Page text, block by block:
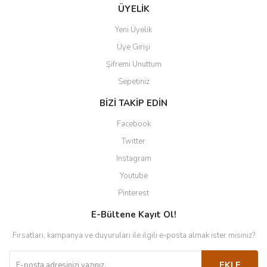
ÜYELİK
Yeni Üyelik
Üye Girişi
Şifremi Unuttum
Sepetiniz
BİZİ TAKİP EDİN
Facebook
Twitter
Instagram
Youtube
Pinterest
E-Bültene Kayıt Ol!
Fırsatları, kampanya ve duyuruları ile ilgili e-posta almak ister misiniz?